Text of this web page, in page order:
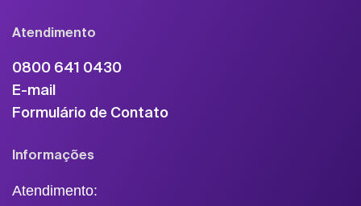
Atendimento
0800 641 0430
E-mail
Formulário de Contato
Informações
Atendimento: